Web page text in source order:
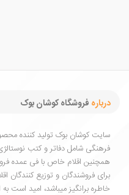
درباره فروشگاه کوشان بوک
سایت کوشان بوک تولید کننده
فرهنگی شامل دفاتر و کتب
همچنین اقلام خاص با فی عمده
برای فروشندگان و توزیع کنندگان
خاطره برانگیز میباشد، امید است به